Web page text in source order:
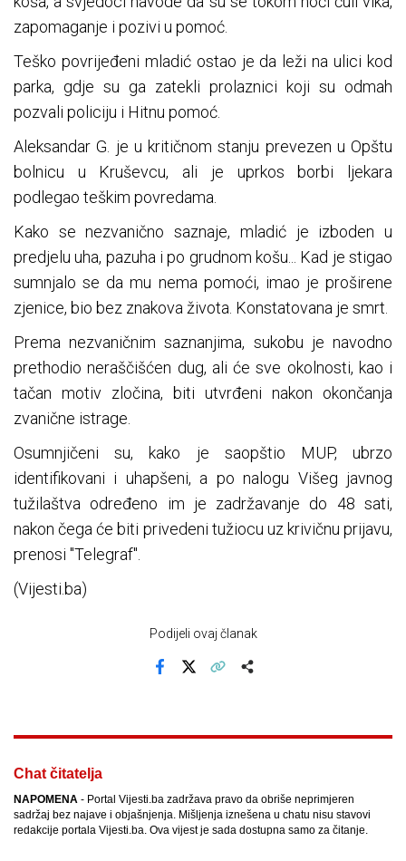
zapomaganje i pozivi u pomoć.
Teško povrijeđeni mladić ostao je da leži na ulici kod
parka, gdje su ga zatekli prolaznici koji su odmah
pozvali policiju i Hitnu pomoć.
Aleksandar G. je u kritičnom stanju prevezen u Opštu
bolnicu u Kruševcu, ali je uprkos borbi ljekara
podlegao teškim povredama.
Kako se nezvanično saznaje, mladić je izboden u
predjelu uha, pazuha i po grudnom košu... Kad je stigao
sumnjalo se da mu nema pomoći, imao je proširene
zjenice, bio bez znakova života. Konstatovana je smrt.
Prema nezvaničnim saznanjima, sukobu je navodno
prethodio neraščišćen dug, ali će sve okolnosti, kao i
tačan motiv zločina, biti utvrđeni nakon okončanja
zvanične istrage.
Osumnjičeni su, kako je saopštio MUP, ubrzo
identifikovani i uhapšeni, a po nalogu Višeg javnog
tužilaštva određeno im je zadržavanje do 48 sati,
nakon čega će biti privedeni tužiocu uz krivičnu prijavu,
prenosi "Telegraf".
(Vijesti.ba)
Podijeli ovaj članak
Chat čitatelja
NAPOMENA - Portal Vijesti.ba zadržava pravo da obriše neprimjeren
sadržaj bez najave i objašnjenja. Mišljenja iznešena u chatu nisu stavovi
redakcije portala Vijesti.ba. Ova vijest je sada dostupna samo za čitanje.